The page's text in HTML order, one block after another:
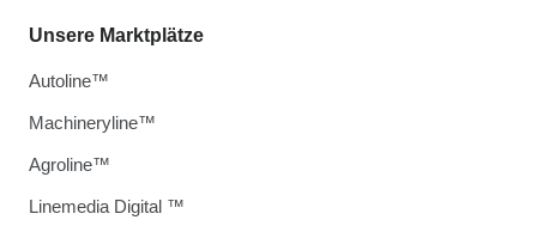
Unsere Marktplätze
Autoline™
Machineryline™
Agroline™
Linemedia Digital ™